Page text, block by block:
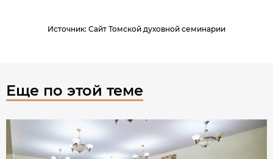
Источник: Сайт Томской духовной семинарии
Еще по этой теме